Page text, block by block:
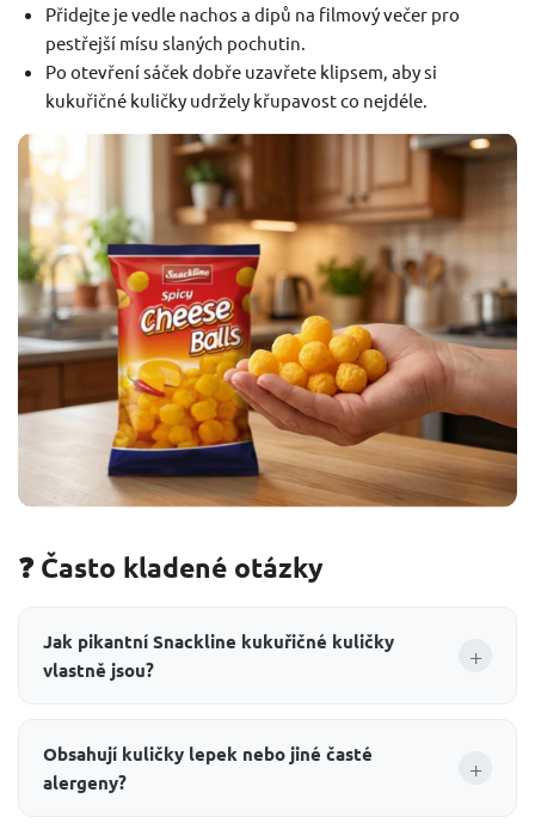
Přidejte je vedle nachos a dipů na filmový večer pro
pestřejší mísu slaných pochutin.
Po otevření sáček dobře uzavřete klipsem, aby si
kukuřičné kuličky udržely křupavost co nejdéle.
❓ Často kladené otázky
Jak pikantní Snackline kukuřičné kuličky
vlastně jsou?
+
Obsahují kuličky lepek nebo jiné časté
alergeny?
+